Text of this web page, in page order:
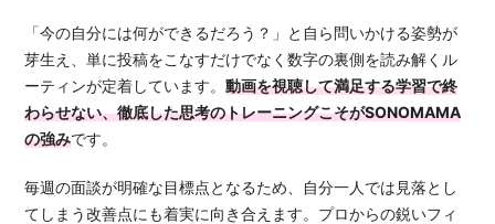
「今の自分には何ができるだろう？」と自ら問いかける姿勢が
芽生え、単に投稿をこなすだけでなく数字の裏側を読み解くル
ーティンが定着しています。動画を視聴して満足する学習で終
わらせない、徹底した思考のトレーニングこそがSONOMAMA
の強みです。
毎週の面談が明確な目標点となるため、自分一人では見落とし
てしまう改善点にも着実に向き合えます。プロからの鋭いフィ